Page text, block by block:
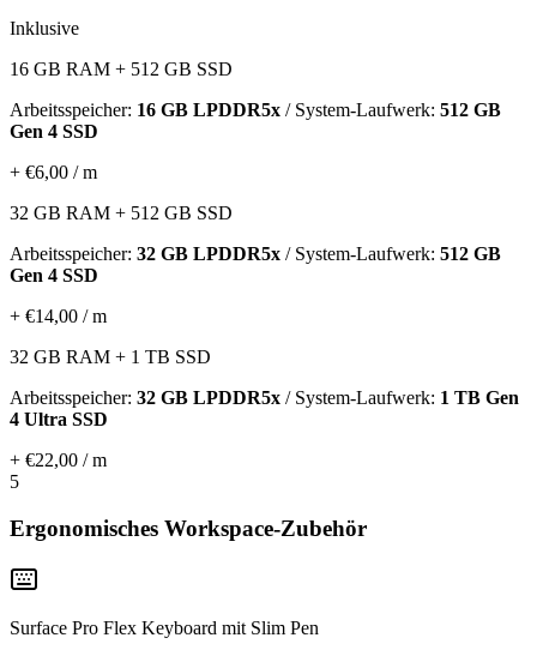
Inklusive
16 GB RAM + 512 GB SSD
Arbeitsspeicher: 16 GB LPDDR5x / System-Laufwerk: 512 GB
Gen 4 SSD
+ €6,00 / m
32 GB RAM + 512 GB SSD
Arbeitsspeicher: 32 GB LPDDR5x / System-Laufwerk: 512 GB
Gen 4 SSD
+ €14,00 / m
32 GB RAM + 1 TB SSD
Arbeitsspeicher: 32 GB LPDDR5x / System-Laufwerk: 1 TB Gen
4 Ultra SSD
+ €22,00 / m
5
Ergonomisches Workspace-Zubehör
Surface Pro Flex Keyboard mit Slim Pen